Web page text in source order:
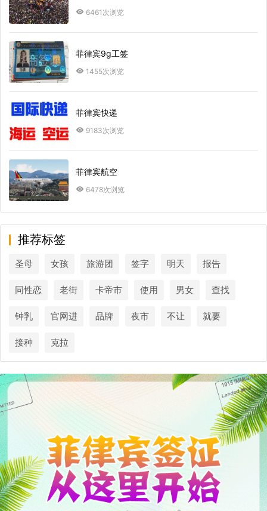
6461次浏览
菲律宾9g工签
1455次浏览
菲律宾快递
9183次浏览
菲律宾航空
6478次浏览
推荐标签
圣母 女孩 旅游团 签字 明天 报告
同性恋 老街 卡帝市 使用 男女 查找
钟乳 官网进 品牌 夜市 不让 就要
接种 克拉